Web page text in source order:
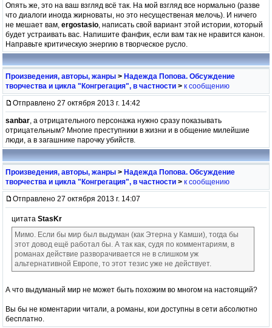
Опять же, это на ваш взгляд всё так. На мой взгляд все нормально (разве
что диалоги иногда жирноваты, но это несущественая мелочь). И ничего
не мешает вам, ergostasio, написать свой вариант этой истории, который
будет устраивать вас. Напишите фанфик, если вам так не нравится канон.
Направьте критическую энергию в творческое русло.
Произведения, авторы, жанры > Надежда Попова. Обсуждение
творчества и цикла "Конгрегация", в частности > к сообщению
Отправлено 27 октября 2013 г. 14:42
sanbar, а отрицательного персонажа нужно сразу показывать
отрицательным? Многие преступники в жизни и в общение милейшие
люди, а в загашнике парочку убийств.
Произведения, авторы, жанры > Надежда Попова. Обсуждение
творчества и цикла "Конгрегация", в частности > к сообщению
Отправлено 27 октября 2013 г. 14:07
цитата StasKr
Мимо. Если бы мир был выдуман (как Этерна у Камши), тогда бы
этот довод ещё работал бы. А так как, судя по комментариям, в
романах действие разворачивается не в слишком уж
альтернативной Европе, то этот тезис уже не действует.
А что выдуманый мир не может быть похожим во многом на настоящий?
Вы бы не коментарии читали, а романы, кои доступны в сети абсолютно
бесплатно.